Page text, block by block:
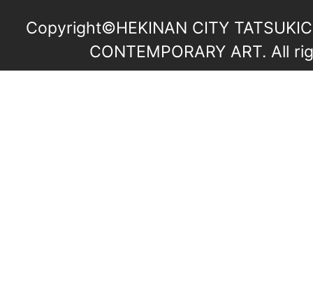
Copyright©HEKINAN CITY
CONTEMPORARY ART. All